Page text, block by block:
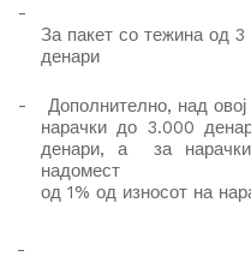
-
За пакет со тежина од 3
денари
- Дополнително, над
нарачки до 3.000
денари, а за
надомест
од 1% од износот на